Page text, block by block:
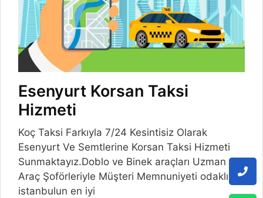
Esenyurt Korsan Taksi
Hizmeti
Koç Taksi Farkıyla 7/24 Kesintisiz Olarak
Esenyurt Ve Semtlerine Korsan Taksi Hizmeti
Sunmaktayız.Doblo ve Binek araçları Uzman
Araç Şoförleriyle Müşteri Memnuniyeti odaklı
istanbulun en iyi